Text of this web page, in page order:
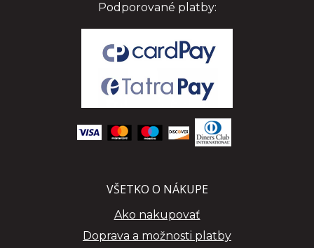
Podporované platby:
VŠETKO O NÁKUPE
Ako nakupovať
Doprava a možnosti platby